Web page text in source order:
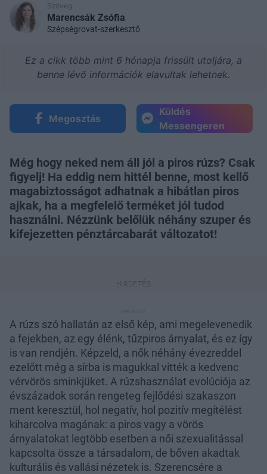
Szöveg:
Marencsák Zsófia
Szépségrovat-szerkesztő
Ez a cikk több mint 6 hónapja frissült utoljára, a
benne lévő információk elavultak lehetnek.
Megosztás
Küldés
Messengeren
Még hogy neked nem áll jól a piros rúzs? Csak
figyelj! Ha eddig nem hittél benne, most kellő
magabiztosságot adhatnak a hibátlan piros
ajkak, ha a megfelelő terméket jól tudod
használni. Nézzünk belőlük néhány szuper és
kifejezetten pénztárcabarát változatot!
A rúzs szó hallatán az első kép, ami megelevenedik
a fejekben, az egy élénk, tűzpiros árnyalat, és ez így
is van rendjén. Képzeld, a nők néhány évezreddel
ezelőtt még a sírba is magukkal vitték a kedvenc
vérvörös sminkjüket. A rúzshasználat evolúciója az
évszázadok során rengeteg fejlődési szakaszon
ment keresztül, hol negatív, hol pozitív megítélést
kiharcolva magának: a piros vagy a vörös
árnyalatokat legtöbb esetben a női szexualitással
kapcsolta össze a társadalom, de bőven akadtak
kulturális és vallási nézetek is. Szerencsére a